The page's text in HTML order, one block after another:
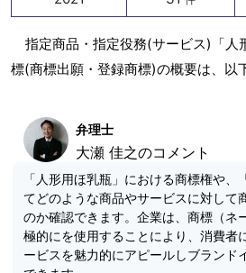
指定商品・指定役務(サービス)「人
標(商標出願・登録商標)の概要は、以
弁理士
大瀬 佳之のコメント
「人形用ほ乳瓶」における商標権や
てどのような商品やサービスに対して
のか確認できます。企業は、商標（ネ
極的にを使用することにより、消費者
ービスを魅力的にアピールしブランド